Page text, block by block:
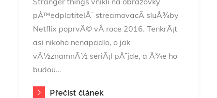
pÅ™edplatitelÅ¯ streamovacÃ­ sluÅ¾by
Netflix poprvÃ© vÂ roce 2016. TenkrÃ¡t
asi nikoho nenapadlo, o jak
vÃ½znamnÃ½ seriÃ¡l pÅ¯jde, a Å¾e ho
budou…
Přečíst článek